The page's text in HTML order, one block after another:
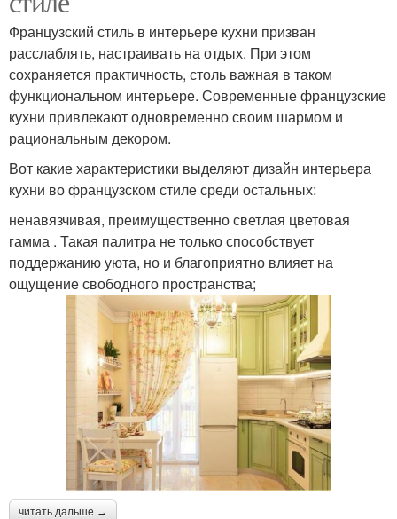
Французский стиль в интерьере кухни призван
расслаблять, настраивать на отдых. При этом
сохраняется практичность, столь важная в таком
функциональном интерьере. Современные французские
кухни привлекают одновременно своим шармом и
рациональным декором.
Вот какие характеристики выделяют дизайн интерьера
кухни во французском стиле среди остальных:
ненавязчивая, преимущественно светлая цветовая
гамма . Такая палитра не только способствует
поддержанию уюта, но и благоприятно влияет на
ощущение свободного пространства;
читать дальше →